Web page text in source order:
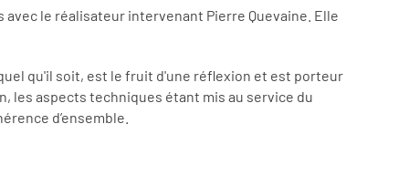
le réalisateur intervenant Pierre Quevaine. Elle
qu'il soit, est le fruit d'une réflexion et est porteur
les aspects techniques étant mis au service du
d’ensemble.